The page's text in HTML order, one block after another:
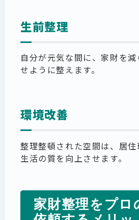
生前整理
自分が元気な間に、家財を
せように整えます。
環境改善
整理整頓された空間は、居住
生活の質を向上させます。
家財整理をプロ